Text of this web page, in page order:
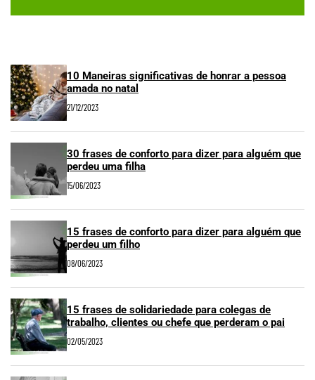
10 Maneiras significativas de honrar a pessoa
amada no natal
21/12/2023
30 frases de conforto para dizer para alguém que
perdeu uma filha
15/06/2023
15 frases de conforto para dizer para alguém que
perdeu um filho
08/06/2023
15 frases de solidariedade para colegas de
trabalho, clientes ou chefe que perderam o pai
02/05/2023